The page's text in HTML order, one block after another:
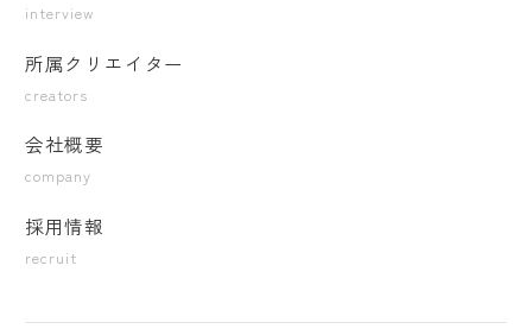
interview
所属クリエイター
creators
会社概要
company
採用情報
recruit